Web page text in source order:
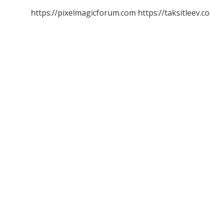
https://pixelmagicforum.com https://